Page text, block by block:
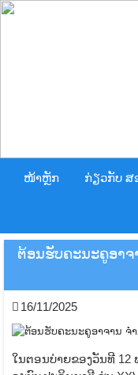
ໜ້າຫຼັກ ກ່ຽວກັບ ສ
ຕ້ອນຮັບຄະນະຄູອາ
16/11/2025
ໃນຕອນບ່າຍຂອງວັນທີ 12